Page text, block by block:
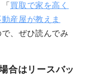
買取で家を高く
産屋が教えま
、ぜひ読んでみ
合はリースバッ